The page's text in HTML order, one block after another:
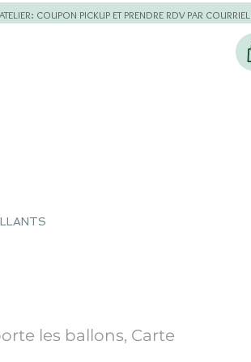
COUPON PICKUP ET PRENDRE RDV PAR COURRIEL
les ballons, Carte